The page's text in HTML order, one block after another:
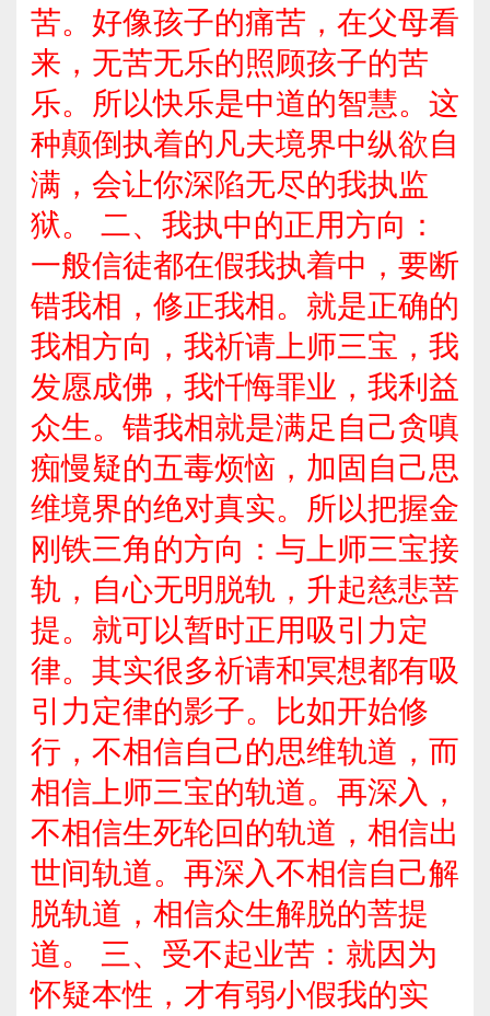
苦。好像孩子的痛苦，在父母看
来，无苦无乐的照顾孩子的苦
乐。所以快乐是中道的智慧。这
种颠倒执着的凡夫境界中纵欲自
满，会让你深陷无尽的我执监
狱。 二、我执中的正用方向：
一般信徒都在假我执着中，要断
错我相，修正我相。就是正确的
我相方向，我祈请上师三宝，我
发愿成佛，我忏悔罪业，我利益
众生。错我相就是满足自己贪嗔
痴慢疑的五毒烦恼，加固自己思
维境界的绝对真实。所以把握金
刚铁三角的方向：与上师三宝接
轨，自心无明脱轨，升起慈悲菩
提。就可以暂时正用吸引力定
律。其实很多祈请和冥想都有吸
引力定律的影子。比如开始修
行，不相信自己的思维轨道，而
相信上师三宝的轨道。再深入，
不相信生死轮回的轨道，相信出
世间轨道。再深入不相信自己解
脱轨道，相信众生解脱的菩提
道。 三、受不起业苦：就因为
怀疑本性，才有弱小假我的实